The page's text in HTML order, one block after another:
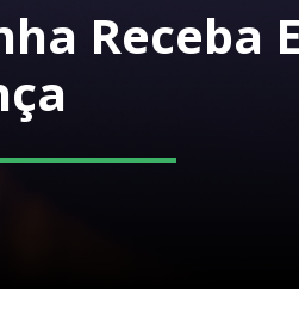
Receba